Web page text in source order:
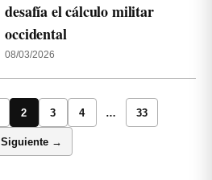
desafía el cálculo militar
occidental
08/03/2026
2 3 4 … 33
Siguiente →